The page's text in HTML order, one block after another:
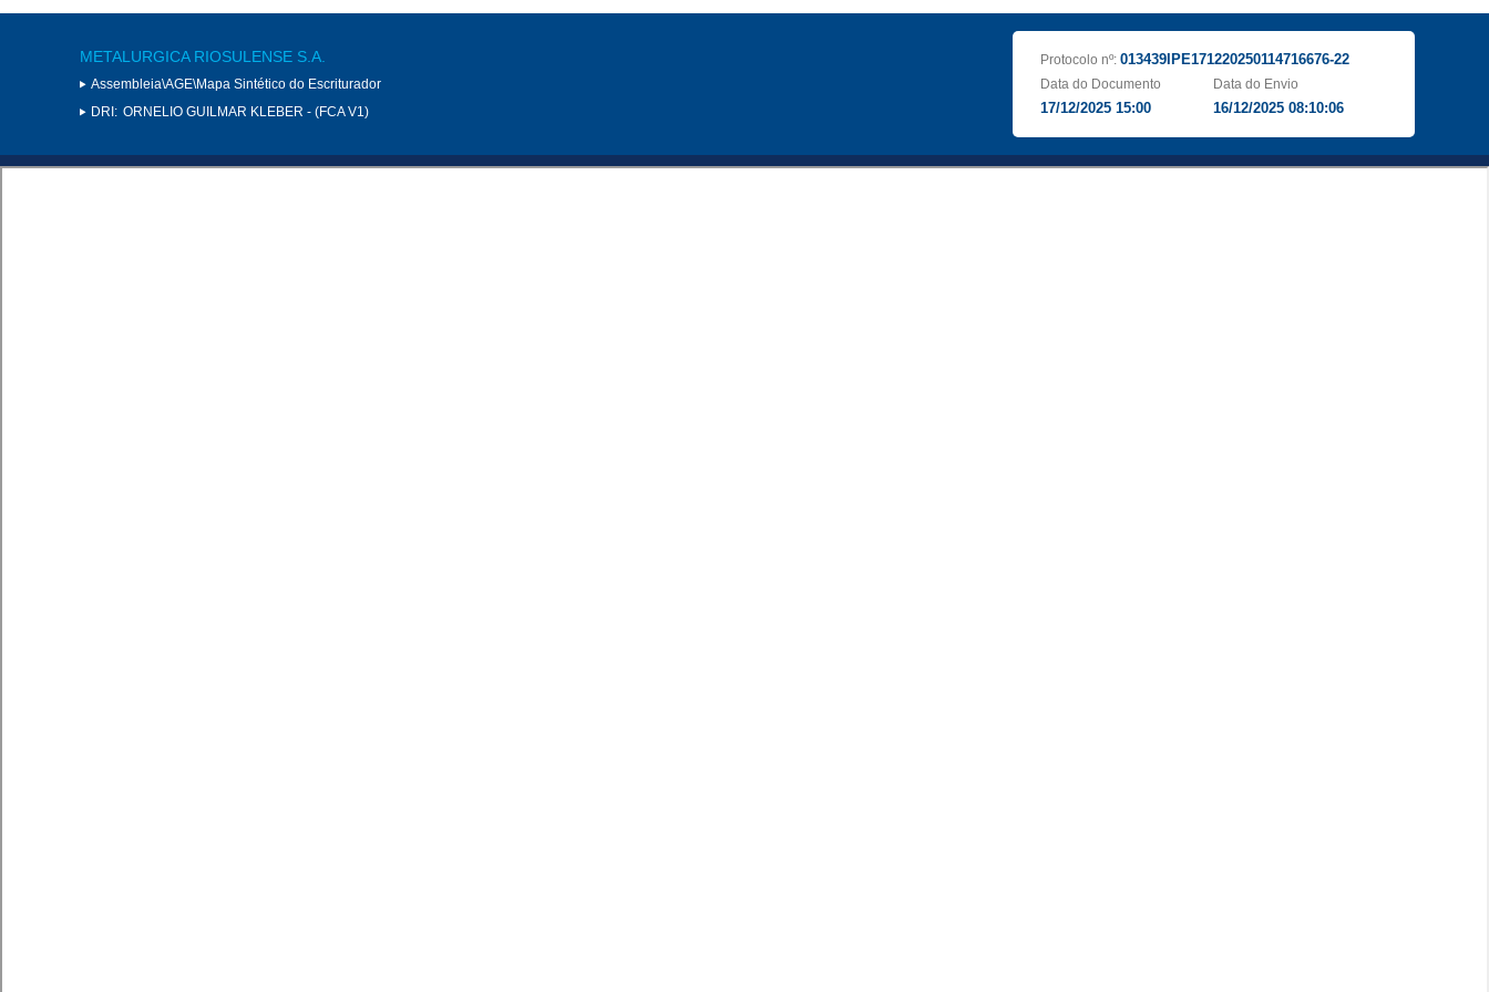
METALURGICA RIOSULENSE S.A.
Assembleia\AGE\Mapa Sintético do Escriturador
DRI: ORNELIO GUILMAR KLEBER - (FCA V1)
Protocolo nº: 013439IPE171220250114716676-22
Data do Documento
17/12/2025 15:00
Data do Envio
16/12/2025 08:10:06